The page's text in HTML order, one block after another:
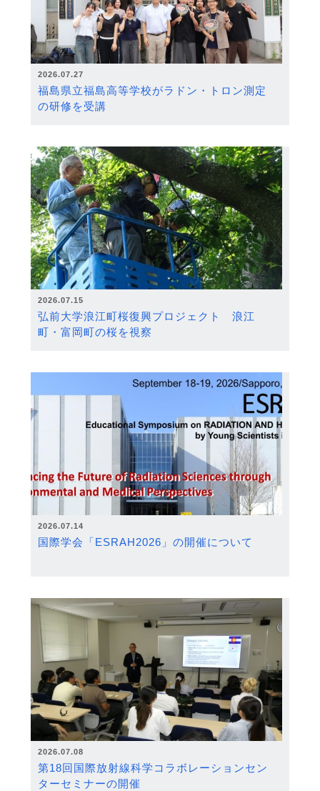
2026.07.27
福島県立福島高等学校がラドン・トロン測定
の研修を受講
2026.07.15
弘前大学浪江町桜復興プロジェクト 浪江
町・富岡町の桜を視察
2026.07.14
国際学会「ESRAH2026」の開催について
2026.07.08
第18回国際放射線科学コラボレーションセン
ターセミナーの開催